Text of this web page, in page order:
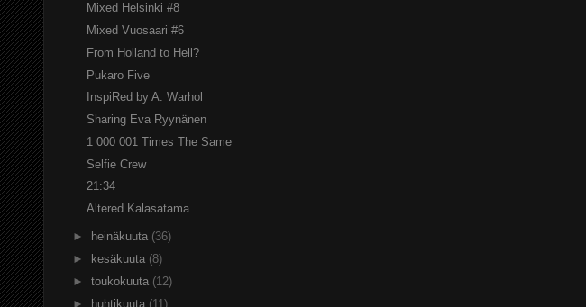
Mixed Helsinki #8
Mixed Vuosaari #6
From Holland to Hell?
Pukaro Five
InspiRed by A. Warhol
Sharing Eva Ryynänen
1 000 001 Times The Same
Selfie Crew
21:34
Altered Kalasatama
► heinäkuuta (36)
►
kesäkuuta (8)
► toukokuuta (12)
► huhtikuuta (11)